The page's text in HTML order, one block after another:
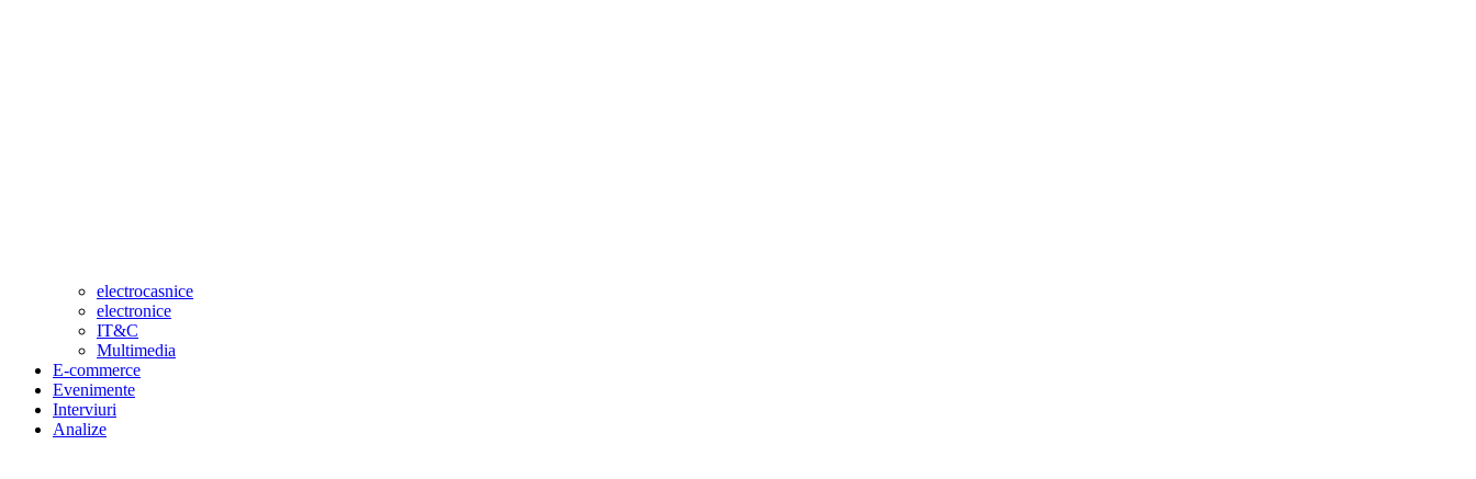
electrocasnice
electronice
IT&C
Multimedia
E-commerce
Evenimente
Interviuri
Analize